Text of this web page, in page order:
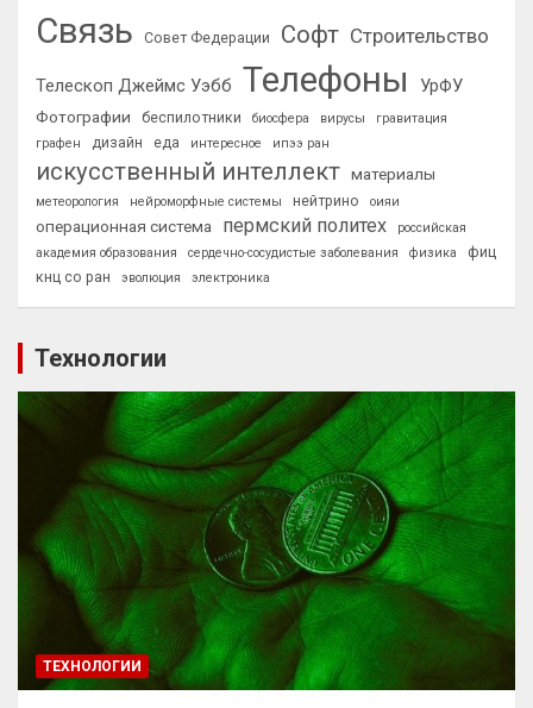
Связь Совет Федерации Софт Строительство
Телескоп Джеймс Уэбб Телефоны УрФУ
Фотографии беспилотники биосфера вирусы
гравитация
графен
дизайн еда интересное ипээ ран
искусственный интеллект материалы
метеорология нейроморфные системы нейтрино оияи
операционная система пермский политех
российская
академия образования
сердечно-сосудистые заболевания физика
фиц
кнц со ран
эволюция электроника
Технологии
ТЕХНОЛОГИИ